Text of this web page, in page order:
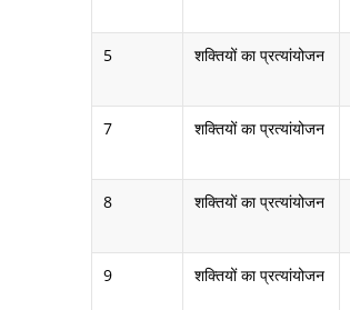
5 शक्तियों का प्रत्यांयोजन
7 शक्तियों का प्रत्यांयोजन
8 शक्तियों का प्रत्यांयोजन
9 शक्तियों का प्रत्यांयोजन